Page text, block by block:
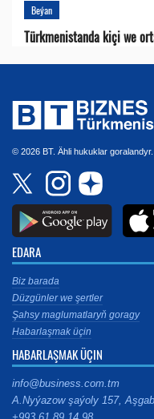
Beýan
Türkmenistanda kiçi we
© 2026 BT. Ähli hukuklar goralandyr.
EDARA
Biz barada
Düzgünler we şertler
Şahsy maglumatlaryň goragy
Habarlaşmak üçin
HABARLAŞMAK ÜÇIN
info@business.com.tm
A.Nyýazow şaýoly 157,